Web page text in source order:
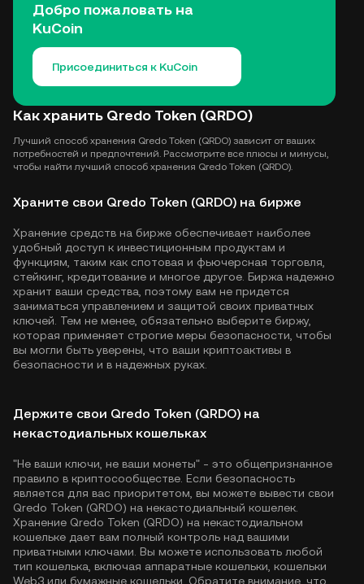
Добро пожаловать на
KuCoin
Присоединиться к KuCoin
Как хранить Qredo Token (QRDO)
Лучший способ хранения Qredo Token (QRDO) зависит от ваших
потребностей и предпочтений. Рассмотрите все плюсы и минусы,
чтобы найти лучший способ хранения Qredo Token (QRDO).
Храните свои Qredo Token (QRDO) на бирже
Хранение средств на бирже обеспечивает наиболее
удобный доступ к инвестиционным продуктам и
функциям, таким как спотовая и фьючерсная торговля,
стейкинг, кредитование и многое другое. Биржа надежно
хранит ваши средства, поэтому вам не придется
заниматься управлением и защитой своих приватных
ключей. Тем не менее, обязательно выберите биржу,
которая применяет строгие меры безопасности, чтобы
вы могли быть уверены, что ваши криптоактивы в
безопасности и в надежных руках.
Держите свои Qredo Token (QRDO) на
некастодиальных кошельках
"Не ваши ключи, не ваши монеты" - это общепризнанное
правило в криптосообществе. Если безопасность
является для вас приоритетом, вы можете вывести свои
Qredo Token (QRDO) на некастодиальный кошелек.
Хранение Qredo Token (QRDO) на некастодиальном
кошельке дает вам полный контроль над вашими
приватными ключами. Вы можете использовать любой
тип кошелька, включая аппаратные кошельки, кошельки
Web3 или бумажные кошельки. Обратите внимание, что